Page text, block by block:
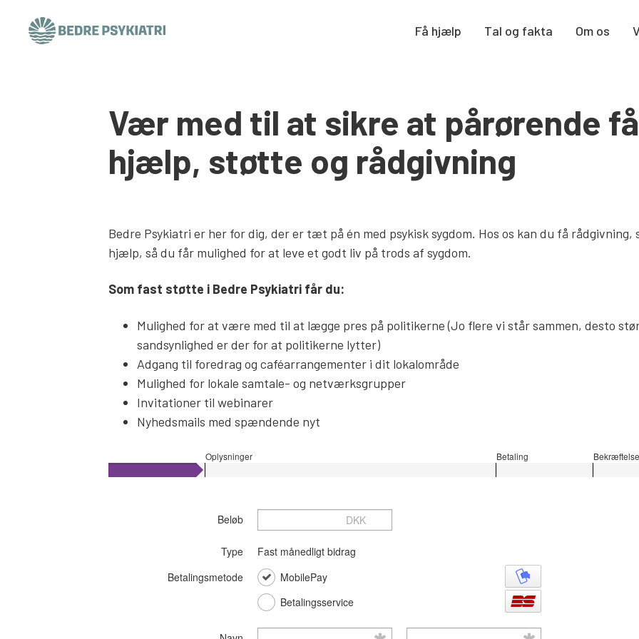
Få hjælp Tal og fakta Om os
Vær med til at sikre at pårørende
hjælp, støtte og rådgivning
Bedre Psykiatri er her for dig, der er tæt på én med psykisk sygdom. Hos os kan du få rådgivning,
hjælp, så du får mulighed for at leve et godt liv på trods af sygdom.
Som fast støtte i Bedre Psykiatri får du:
Mulighed for at være med til at lægge pres på politikerne (Jo flere vi står sammen, desto
sandsynlighed er der for at politikerne lytter)
Adgang til foredrag og caféarrangementer i dit lokalområde
Mulighed for lokale samtale- og netværksgrupper
Invitationer til webinarer
Nyhedsmails med spændende nyt